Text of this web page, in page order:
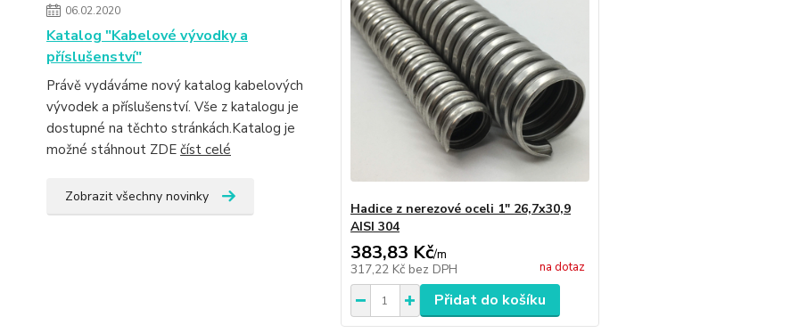
06.02.2020
Katalog "Kabelové vývodky a
příslušenství"
Právě vydáváme nový katalog kabelových
vývodek a příslušenství. Vše z katalogu je
dostupné na těchto stránkách.Katalog je
možné stáhnout ZDE číst celé
Zobrazit všechny novinky
Hadice z nerezové oceli 1" 26,7x30,9
AISI 304
383,83 Kč/m
317,22 Kč bez DPH na dotaz
Přidat do košíku